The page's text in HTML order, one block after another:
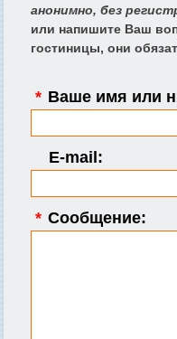
анонимно, без
или напишите Ваш
гостиницы, они
* Ваше имя или
E-mail:
* Сообщение: